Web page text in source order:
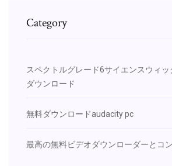
Category
スペクトルグレード6サイエンスウィ
ダウンロード
無料ダウンロードaudacity pc
最高の無料ビデオダウンローダーとコ